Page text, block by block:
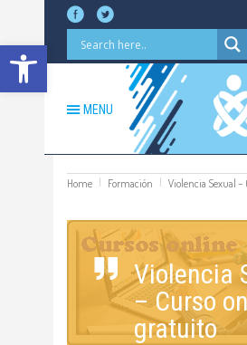
Abrir barra de herramientas
MENU
Home Formación Violencia Sexual
Violencia
– Curso
gratuito